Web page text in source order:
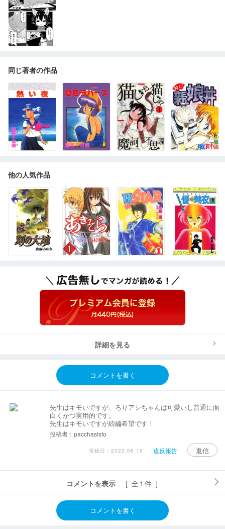
同じ著者の作品
他の人気作品
詳細を見る
コメントを書く
先生はキモいですが、ろりアシちゃんは可愛いし普通に面
白くかつ実用的です。
先生はキモいですが続編希望です！
投稿者：pacchasisto
投稿日：2023.06.19 違反報告 返信
コメントを表示 [ 全1件 ]
コメントを書く